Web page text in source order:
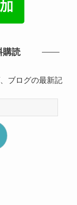
購読
ブログの最新記